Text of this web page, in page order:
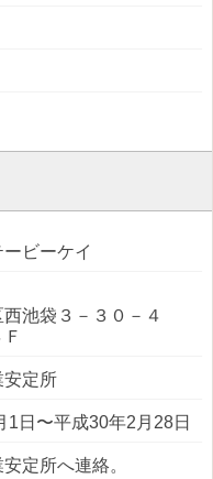
ビーケイ
西池袋３－３０－４
安定所
1日〜平成30年2月28日
定所へ連絡。